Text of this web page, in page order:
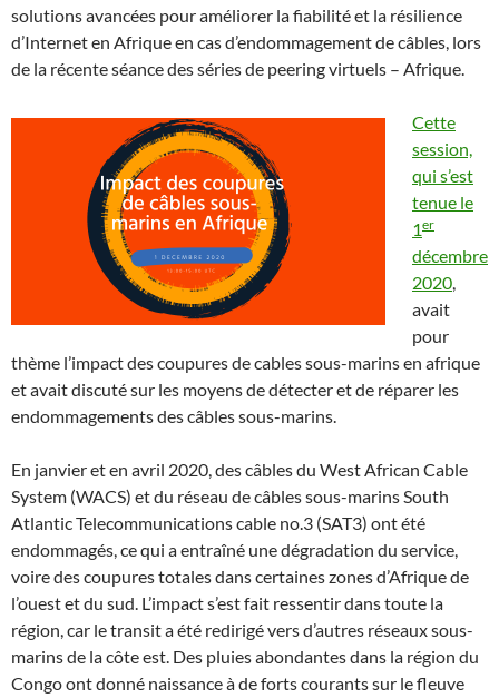
solutions avancées pour améliorer la fiabilité et la résilience
d’Internet en Afrique en cas d’endommagement de câbles, lors
de la récente séance des séries de peering virtuels – Afrique.
Cette
session,
qui s’est
tenue le
1er
décembre
2020,
avait
pour
thème l’impact des coupures de cables sous-marins en afrique
et avait discuté sur les moyens de détecter et de réparer les
endommagements des câbles sous-marins.
En janvier et en avril 2020, des câbles du West African Cable
System (WACS) et du réseau de câbles sous-marins South
Atlantic Telecommunications cable no.3 (SAT3) ont été
endommagés, ce qui a entraîné une dégradation du service,
voire des coupures totales dans certaines zones d’Afrique de
l’ouest et du sud. L’impact s’est fait ressentir dans toute la
région, car le transit a été redirigé vers d’autres réseaux sous-
marins de la côte est. Des pluies abondantes dans la région du
Congo ont donné naissance à de forts courants sur le fleuve